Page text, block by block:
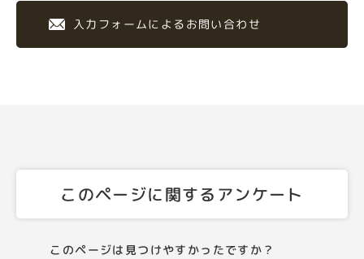
入力フォームによるお問い合わせ
このページに関するアンケート
このページは見つけやすかったですか？